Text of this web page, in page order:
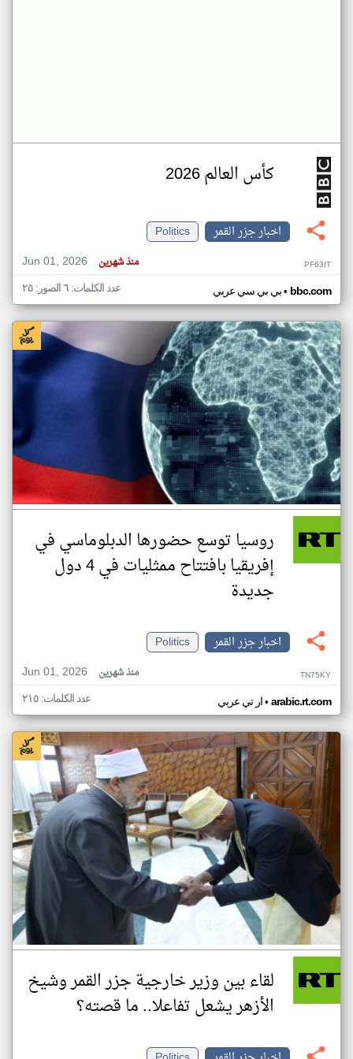
كأس العالم 2026
اخبار جزر القمر
Politics
Jun 01, 2026
منذ شهرين PF63IT
بي بي سي عربي• bbc.com عدد الكلمات: ٦ الصور: ٢٥
روسيا توسع حضورها الدبلوماسي في
إفريقيا بافتتاح ممثليات في 4 دول
جديدة
اخبار جزر القمر
Politics
Jun 01, 2026
منذ شهرين TN75KY
ار تي عربي• arabic.rt.com عدد الكلمات: ٢١٥
لقاء بين وزير خارجية جزر القمر وشيخ
الأزهر يشعل تفاعلا.. ما قصته؟